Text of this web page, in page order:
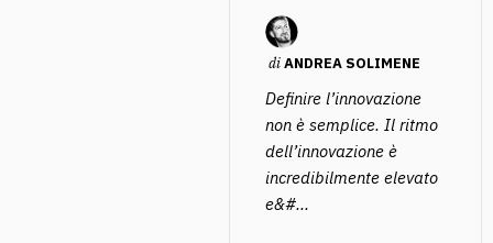
diANDREA SOLIMENE
Definire l’innovazione
non è semplice. Il ritmo
dell’innovazione è
incredibilmente elevato
e&#...